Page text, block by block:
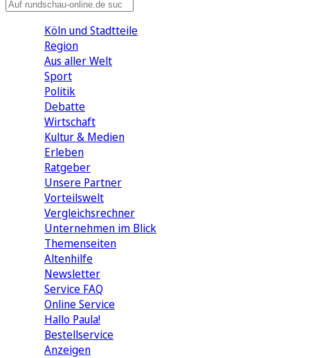
Köln und Stadtteile
Region
Aus aller Welt
Sport
Politik
Debatte
Wirtschaft
Kultur & Medien
Erleben
Ratgeber
Unsere Partner
Vorteilswelt
Vergleichsrechner
Unternehmen im Blick
Themenseiten
Altenhilfe
Newsletter
Service FAQ
Online Service
Hallo Paula!
Bestellservice
Anzeigen